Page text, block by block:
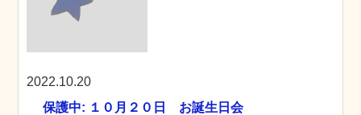
2022.10.20
保護中: １０月２０日 お誕生日会